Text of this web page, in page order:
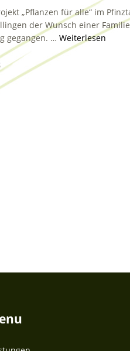
„Pflanzen für alle“ im
der Wunsch einer
gegangen. … Weiterlesen